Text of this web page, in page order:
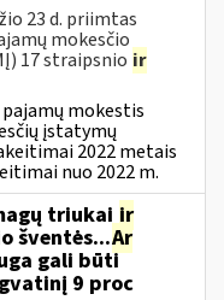
23 d. priimtas
mokesčio
17 straipsnio ir
mokestis
įstatymų
2022 metais
nuo 2022 m.
triukai ir
šventės...Ar
gali būti
9 proc